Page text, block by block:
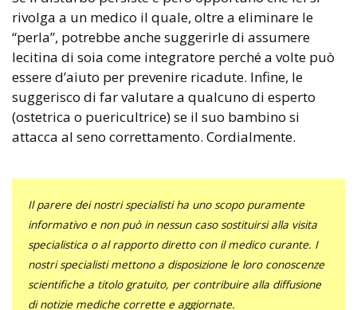
rivolga a un medico il quale, oltre a eliminare le
“perla”, potrebbe anche suggerirle di assumere
lecitina di soia come integratore perché a volte può
essere d’aiuto per prevenire ricadute. Infine, le
suggerisco di far valutare a qualcuno di esperto
(ostetrica o puericultrice) se il suo bambino si
attacca al seno correttamento. Cordialmente.
Il parere dei nostri specialisti ha uno scopo puramente
informativo e non può in nessun caso sostituirsi alla visita
specialistica o al rapporto diretto con il medico curante. I
nostri specialisti mettono a disposizione le loro conoscenze
scientifiche a titolo gratuito, per contribuire alla diffusione
di notizie mediche corrette e aggiornate.